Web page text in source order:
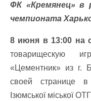
ФК «Кремянец» в
чемпионата
8 июня в 13:00 на
товарищескую
«Цементник» из г.
своей странице
Ізюмської міської